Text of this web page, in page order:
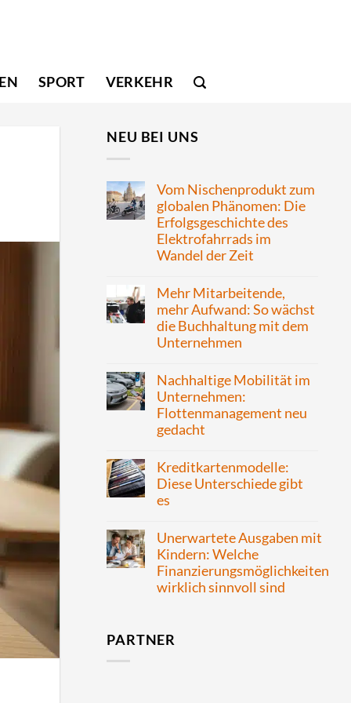
SPORT VERKEHR
NEU BEI UNS
Vom Nischenprodukt zum
globalen Phänomen: Die
Erfolgsgeschichte des
Elektrofahrrads im
Wandel der Zeit
Mehr Mitarbeitende,
mehr Aufwand: So wächst
die Buchhaltung mit dem
Unternehmen
Nachhaltige Mobilität im
Unternehmen:
Flottenmanagement neu
gedacht
Kreditkartenmodelle:
Diese Unterschiede gibt
es
Unerwartete Ausgaben mit
Kindern: Welche
Finanzierungsmöglichkeiten
wirklich sinnvoll sind
PARTNER